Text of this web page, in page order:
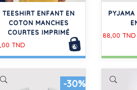
TEESHIRT ENFANT EN
COTON MANCHES
COURTES IMPRIMÉ
TND
PYJAMA
88,00 TND
-30%